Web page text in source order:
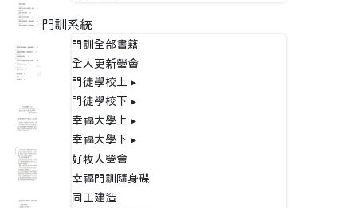
幸福門訓系統
門訓全部書籍
全人更新營會
門徒學校上 ▸
門徒學校下 ▸
幸福大學上 ▸
幸福大學下 ▸
好牧人營會
幸福門訓隨身碟
同工建造